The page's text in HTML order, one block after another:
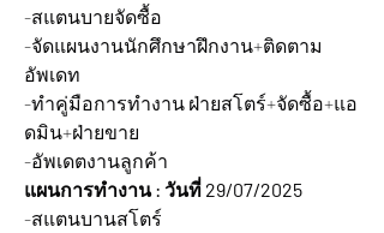
-สแตนบายจัดซื้อ
-จัดแผนงานนักศึกษาฝึกงาน+ติดตาม
อัพเดท
-ทำคู่มือการทำงาน ฝ่ายสโตร์+จัดซื้อ+แอ
ดมิน+ฝ่ายขาย
-อัพเดตงานลูกค้า
แผนการทำงาน : วันที่ 29/07/2025
-สแตนบานสโตร์